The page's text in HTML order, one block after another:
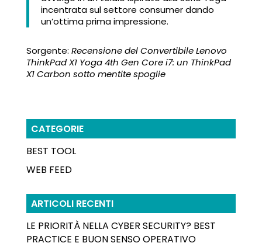
incentrata sul settore consumer dando
un’ottima prima impressione.
Sorgente: Recensione del Convertibile Lenovo
ThinkPad X1 Yoga 4th Gen Core i7: un ThinkPad
X1 Carbon sotto mentite spoglie
CATEGORIE
BEST TOOL
WEB FEED
ARTICOLI RECENTI
LE PRIORITÀ NELLA CYBER SECURITY? BEST
PRACTICE E BUON SENSO OPERATIVO